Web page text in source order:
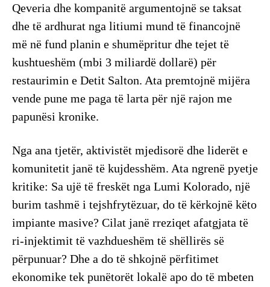
Qeveria dhe kompanitë argumentojnë se taksat
dhe të ardhurat nga litiumi mund të financojnë
më në fund planin e shumëpritur dhe tejet të
kushtueshëm (mbi 3 miliardë dollarë) për
restaurimin e Detit Salton. Ata premtojnë mijëra
vende pune me paga të larta për një rajon me
papunësi kronike.
Nga ana tjetër, aktivistët mjedisorë dhe liderët e
komunitetit janë të kujdesshëm. Ata ngrenë pyetje
kritike: Sa ujë të freskët nga Lumi Kolorado, një
burim tashmë i tejshfrytëzuar, do të kërkojnë këto
impiante masive? Cilat janë rreziqet afatgjata të
ri-injektimit të vazhdueshëm të shëllirës së
përpunuar? Dhe a do të shkojnë përfitimet
ekonomike tek punëtorët lokalë apo do të mbeten